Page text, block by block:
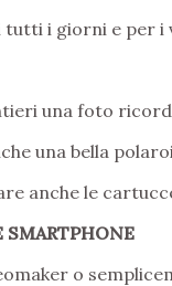
i giorni e per i
una foto
una bella
anche le
SMARTPHONE
o